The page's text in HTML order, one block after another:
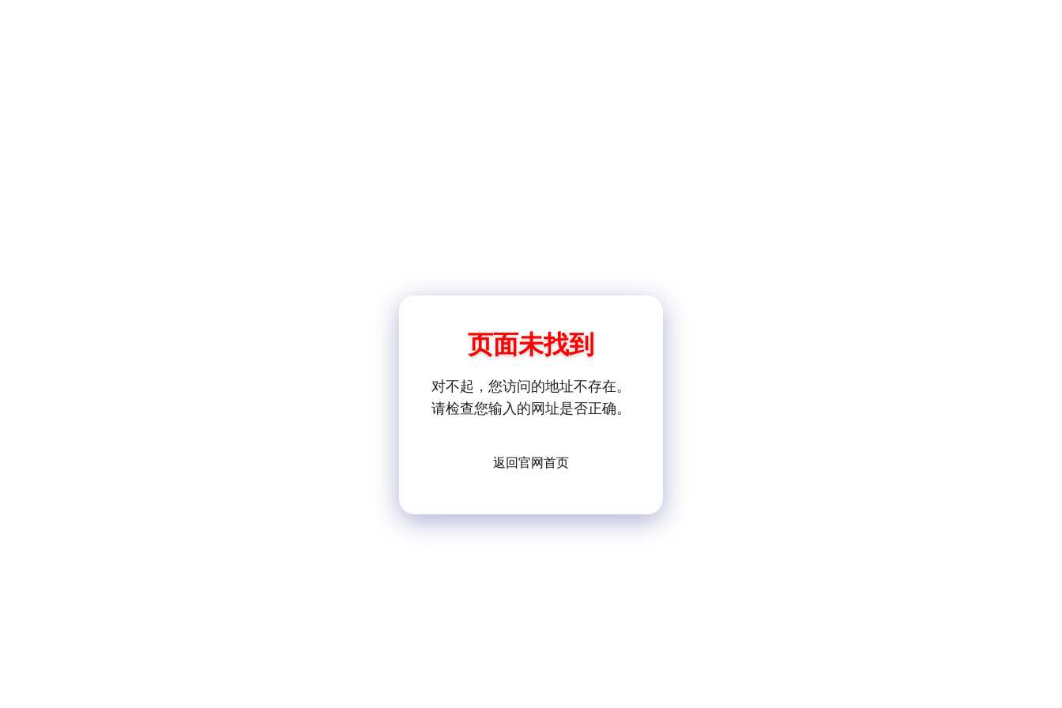
页面未找到
对不起，您访问的地址不存在。
请检查您输入的网址是否正确。
返回官网首页